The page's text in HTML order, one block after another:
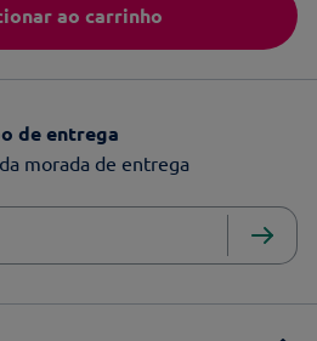
ao carrinho
de entrega
morada de entrega